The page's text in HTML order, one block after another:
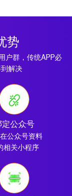
势
户群，传统APP必
解决
公众号
公众号资料
相关小程序